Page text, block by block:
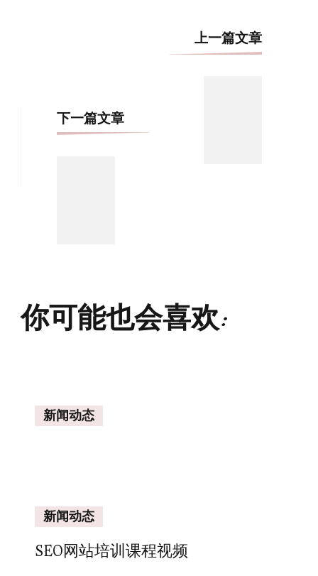
上一篇文章
下一篇文章
你可能也会喜欢:
新闻动态
新闻动态
SEO网站培训课程视频